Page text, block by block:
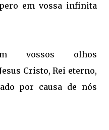
em vossa infinita
vossos olhos
Cristo, Rei eterno,
por causa de nós